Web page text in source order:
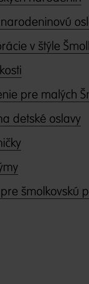
v štýle
pre malých
detské oslavy
šmolkovskú